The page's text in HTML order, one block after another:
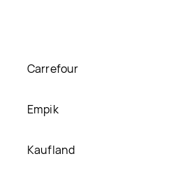
Carrefour
Empik
Kaufland